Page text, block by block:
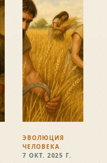
ЭВОЛЮЦИЯ
ЧЕЛОВЕКА
7 ОКТ. 2025 Г.